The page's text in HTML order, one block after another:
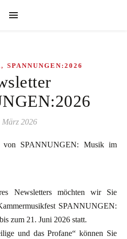
, SPANNUNGEN:2026
März 2026
Newsletters möchten wir Sie
SPANNUNGEN:
zum 21. Juni 2026 statt.
und das Profane“ können Sie